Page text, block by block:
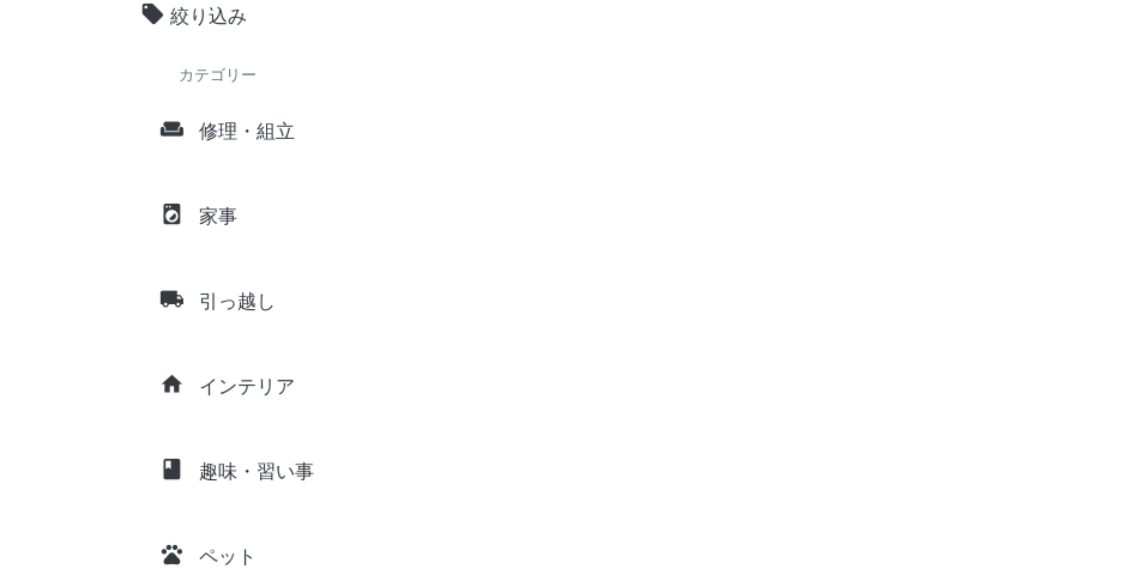
local_offer 絞り込み
カテゴリー
weekend 修理・組立
local_laundry_service 家事
local_shipping 引っ越し
home インテリア
class 趣味・習い事
pets ペット